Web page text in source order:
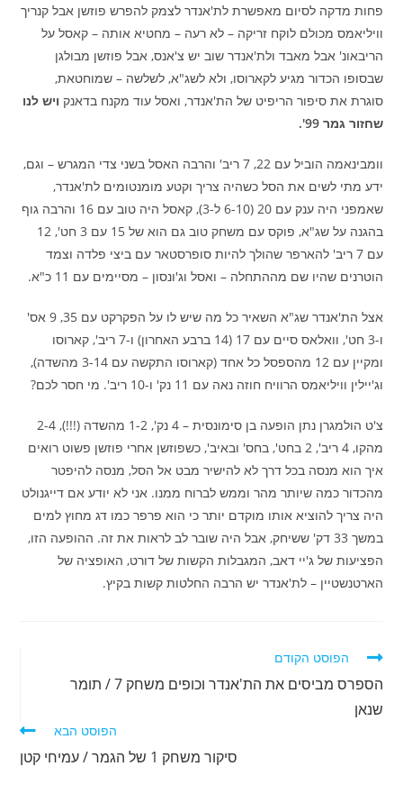
פחות מדקה לסיום מאפשרת לת'אנדר לצמק להפרש פוזשן אבל קנריך
וויליאמס מכולם לוקח זריקה – לא רעה – מחטיא אותה – קאסל על
הריבאונ' אבל מאבד ולת'אנדר שוב יש צ'אנס, אבל פוזשן מבולגן
שבסופו הכדור מגיע לקארוסו, ולא לשג"א, לשלשה – שמוחטאת,
סוגרת את סיפור הריפיט של הת'אנדר, ואסל עוד מקנח בדאנק ויש לנו
שחזור גמר 99'.
וומבינאמה הוביל עם 22, 7 ריב' והרבה האסל בשני צדי המגרש – וגם,
ידע מתי לשים את הסל כשהיה צריך וקטע מומנטומים לת'אנדר,
שאמפני היה ענק עם 20 (6-10 ל-3), קאסל היה טוב עם 16 והרבה גוף
בהגנה על שג"א, פוקס עם משחק טוב גם הוא של 15 עם 3 חט', 12
עם 7 ריב' להארפר שהולך להיות סופרסטאר עם ביצי פלדה וצמד
הוטרנים שהיו שם מההתחלה – ואסל וג'ונסון – מסיימים עם 11 כ"א.
אצל הת'אנדר שג"א השאיר כל מה שיש לו על הפקרקט עם 35, 9 אס'
ו-3 חט', וואלאס סיים עם 17 (14 ברבע האחרון) ו-7 ריב', קארוסו
ומקיין עם 12 מהספסל כל אחד (קארוסו התקשה עם 3-14 מהשדה),
וג'יילין וויליאמס הרוויח חוזה נאה עם 11 נק' ו-10 ריב'. מי חסר לכם?
צ'ט הולמגרן נתן הופעה בן סימונסית – 4 נק', 1-2 מהשדה (!!!), 2-4
מהקו, 4 ריב', 2 בחט', בחס' ובאיב', כשפוזשן אחרי פוזשן פשוט רואים
איך הוא מנסה בכל דרך לא להישיר מבט אל הסל, מנסה להיפטר
מהכדור כמה שיותר מהר וממש לברוח ממנו. אני לא יודע אם דייגנולט
היה צריך להוציא אותו מוקדם יותר כי הוא פרפר כמו דג מחוץ למים
במשך 33 דק' ששיחק, אבל היה שובר לב לראות את זה. ההופעה הזו,
הפציעות של ג'יי דאב, המגבלות הקשות של דורט, האופציה של
הארטנשטיין – לת'אנדר יש הרבה החלטות קשות בקיץ.
לקרוא
נוספים
הפוסט הקודם
הספרס מביסים את הת'אנדר וכופים משחק 7 / תומר
שנאן
הפוסט הבא
סיקור משחק 1 של הגמר / עמיחי קטן